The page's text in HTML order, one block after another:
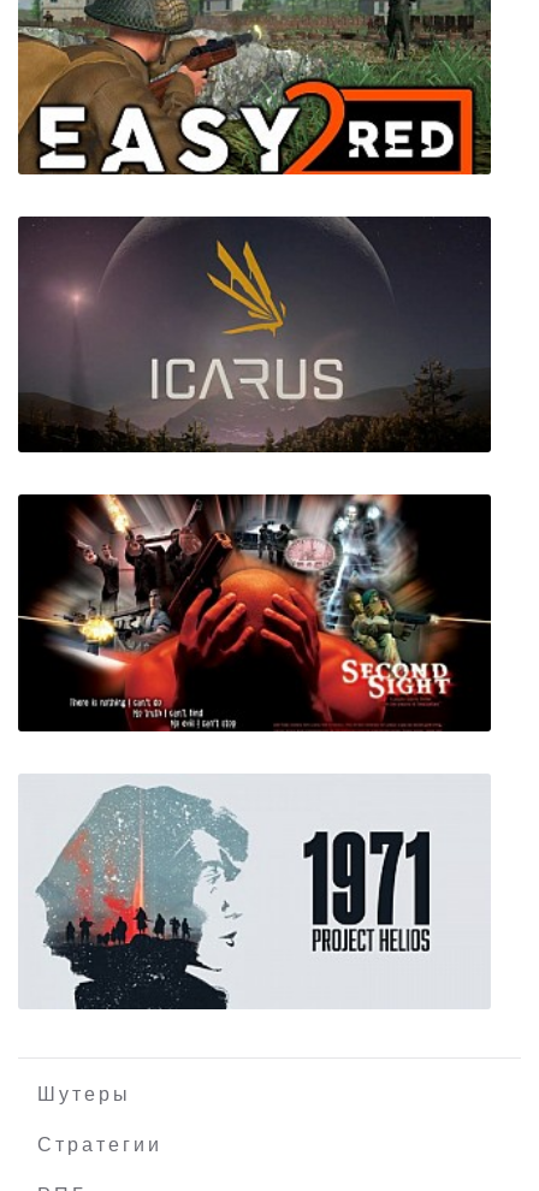
Bear Adventures 2
Easy Red 2
ICARUS
Second Sight
Шутеры
Стратегии